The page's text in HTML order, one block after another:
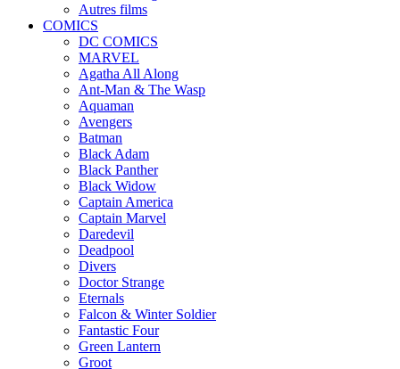
Autres films
COMICS
DC COMICS
MARVEL
Agatha All Along
Ant-Man & The Wasp
Aquaman
Avengers
Batman
Black Adam
Black Panther
Black Widow
Captain America
Captain Marvel
Daredevil
Deadpool
Divers
Doctor Strange
Eternals
Falcon & Winter Soldier
Fantastic Four
Green Lantern
Groot